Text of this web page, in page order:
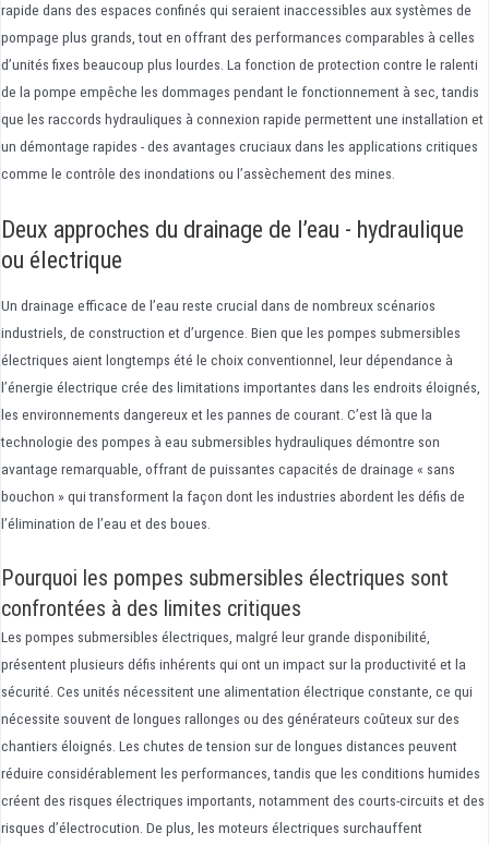
rapide dans des espaces confinés qui seraient inaccessibles aux systèmes de
pompage plus grands, tout en offrant des performances comparables à celles
d’unités fixes beaucoup plus lourdes. La fonction de protection contre le ralenti
de la pompe empêche les dommages pendant le fonctionnement à sec, tandis
que les raccords hydrauliques à connexion rapide permettent une installation et
un démontage rapides - des avantages cruciaux dans les applications critiques
comme le contrôle des inondations ou l’assèchement des mines.
Deux approches du drainage de l’eau - hydraulique
ou électrique
Un drainage efficace de l’eau reste crucial dans de nombreux scénarios
industriels, de construction et d’urgence. Bien que les pompes submersibles
électriques aient longtemps été le choix conventionnel, leur dépendance à
l’énergie électrique crée des limitations importantes dans les endroits éloignés,
les environnements dangereux et les pannes de courant. C’est là que la
technologie des pompes à eau submersibles hydrauliques démontre son
avantage remarquable, offrant de puissantes capacités de drainage « sans
bouchon » qui transforment la façon dont les industries abordent les défis de
l’élimination de l’eau et des boues.
Pourquoi les pompes submersibles électriques sont
confrontées à des limites critiques
Les pompes submersibles électriques, malgré leur grande disponibilité,
présentent plusieurs défis inhérents qui ont un impact sur la productivité et la
sécurité. Ces unités nécessitent une alimentation électrique constante, ce qui
nécessite souvent de longues rallonges ou des générateurs coûteux sur des
chantiers éloignés. Les chutes de tension sur de longues distances peuvent
réduire considérablement les performances, tandis que les conditions humides
créent des risques électriques importants, notamment des courts-circuits et des
risques d’électrocution. De plus, les moteurs électriques surchauffent